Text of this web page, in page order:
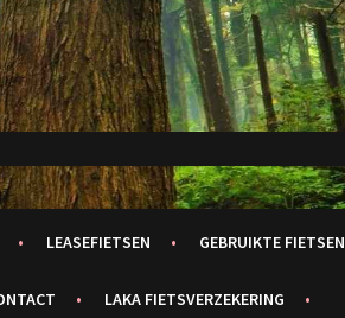
LEASEFIETSEN GEBRUIKTE FIETSEN
LAKA FIETSVERZEKERING